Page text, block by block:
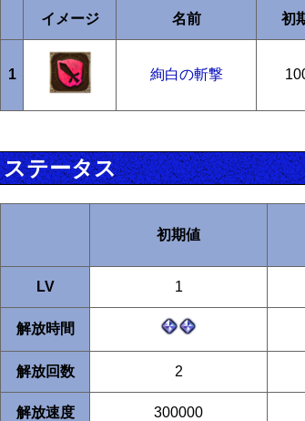
イメージ 名前 初
1 絢白の斬撃
ステータス
初期値
LV 1
解放時間
解放回数 2
解放速度 300000